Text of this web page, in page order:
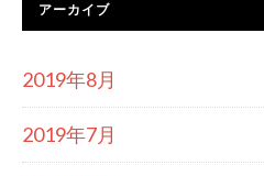
アーカイブ
2019年8月
2019年7月